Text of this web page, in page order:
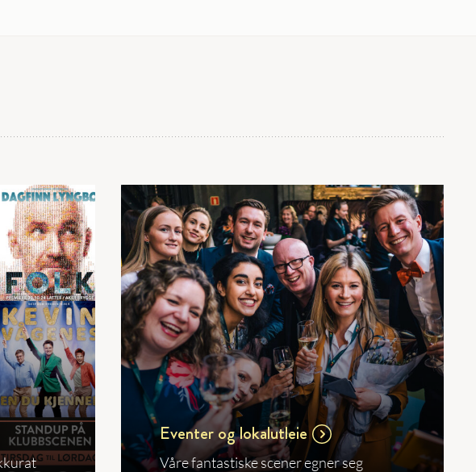
Eventer og lokalutleie
Våre fantastiske scener egner seg